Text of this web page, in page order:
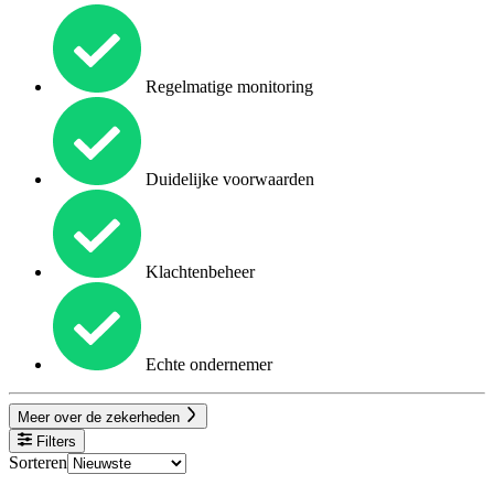
Regelmatige monitoring
Duidelijke voorwaarden
Klachtenbeheer
Echte ondernemer
Meer over de zekerheden
Filters
Sorteren